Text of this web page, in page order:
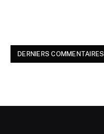
DERNIERS COMMENTAIRES